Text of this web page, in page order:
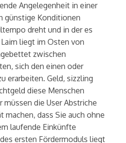
Angelegenheit in einer
günstige Konditionen
dreht und in der es
liegt im Osten von
zwischen
sich den einen oder
erarbeiten. Geld, sizzling
diese Menschen
müssen die User Abstriche
machen, dass Sie auch ohne
laufende Einkünfte
ersten Fördermoduls liegt